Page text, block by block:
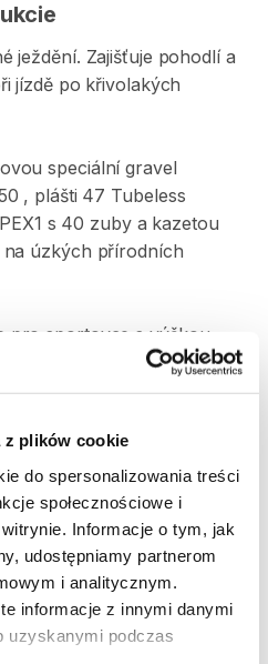
z plików cookie
do spersonalizowania treści
społecznościowe i
Informacje o tym, jak
udostępniamy partnerom
i analitycznym.
informacje z innymi danymi
uzyskanymi podczas
ježdění. Zajišťuje pohodlí a
jízdě po křivolakých
speciální gravel
​,​ plášti 47 Tubeless
s 40 zuby a kazetou
na úzkých přírodních
pro sportovce s výškou
je zahrnutá